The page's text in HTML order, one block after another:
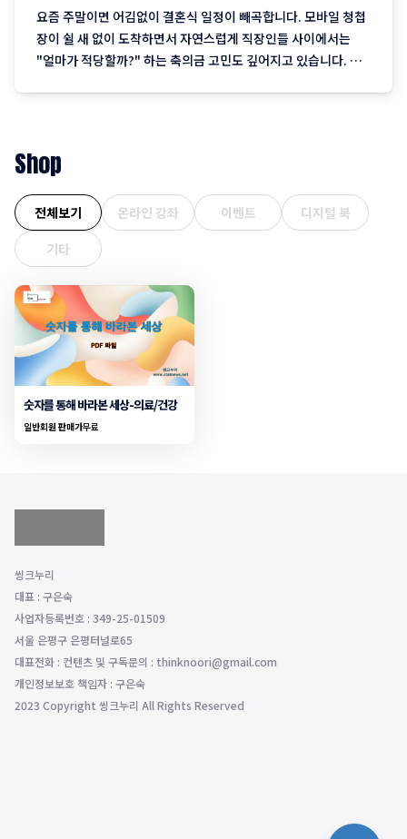
요즘 주말이면 어김없이 결혼식 일정이 빼곡합니다. 모바일 청첩
장이 쉴 새 없이 도착하면서 자연스럽게 직장인들 사이에서는
"얼마가 적당할까?" 하는 축의금 고민도 깊어지고 있습니다. 취
Shop
전체보기 온라인 강좌 이벤트
디지털 북
기타
숫자를 통해 바라본 세상-의료/건강
일반회원 판매가무료
씽크누리
대표 : 구은숙
사업자등록번호 : 349-25-01509
서울 은평구 은평터널로65
대표전화 : 컨텐츠 및 구독문의 : thinknoori@gmail.com
개인정보보호 책임자 : 구은숙
2023 Copyright 씽크누리 All Rights Reserved